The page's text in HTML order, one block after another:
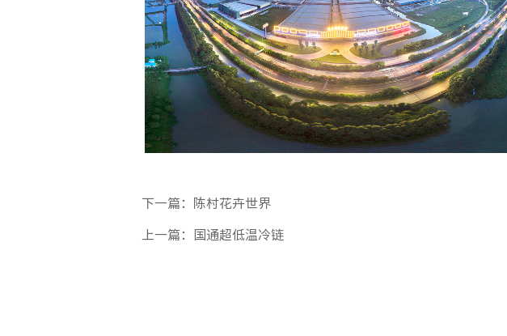
下一篇：陈村花卉世界
上一篇：国通超低温冷链